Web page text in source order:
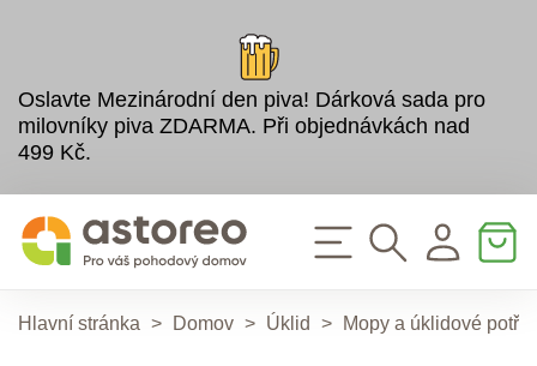
Oslavte Mezinárodní den piva! Dárková sada pro
milovníky piva ZDARMA. Při objednávkách nad
499 Kč.
Hlavní stránka > Domov > Úklid > Mopy a úklidové